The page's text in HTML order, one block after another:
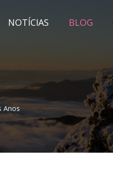
NOTÍCIAS BLOG
Anos